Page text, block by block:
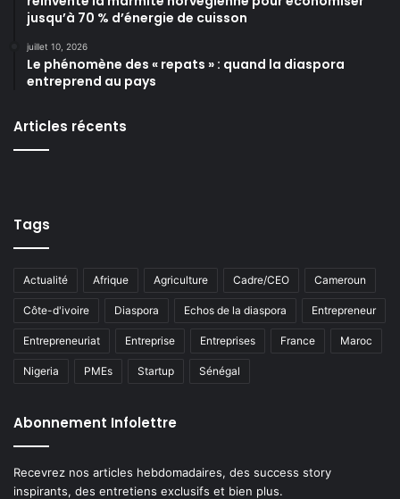
jusqu’à 70 % d’énergie de cuisson
juillet 10, 2026
Le phénomène des « repats » : quand la diaspora
entreprend au pays
Articles récents
Tags
Actualité Afrique Agriculture Cadre/CEO Cameroun
Côte-d'ivoire Diaspora Echos de la diaspora Entrepreneur
Entrepreneuriat Entreprise Entreprises France Maroc
Nigeria PMEs Startup Sénégal
Abonnement Infolettre
Recevrez nos articles hebdomadaires, des success story
inspirants, des entretiens exclusifs et bien plus.